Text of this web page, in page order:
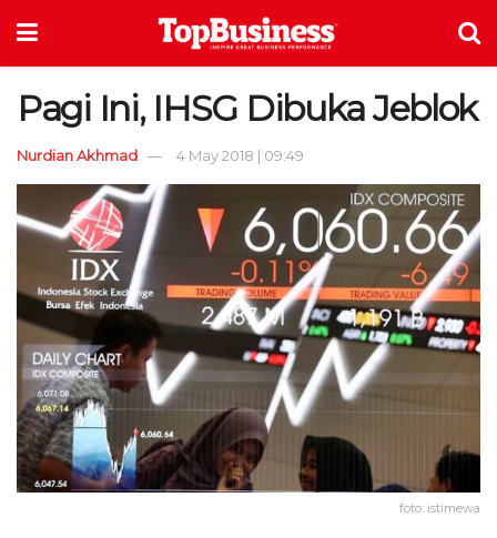
Pagi Ini, IHSG Dibuka Jeblok
Nurdian Akhmad 4 May 2018 | 09:49
foto: istimewa